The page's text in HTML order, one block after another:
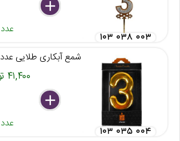
delete
remove
add
عدد
۱۰۳ ۰۳۸ ۰۰۳
شمع آبکاری طلایی عدد 3
۴۱,۴۰۰ تومان
delete
remove
add
عدد
۱۰۳ ۰۳۵ ۰۰۴